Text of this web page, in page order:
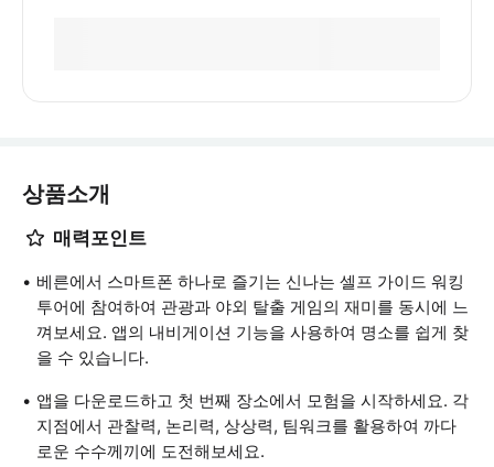
상품소개
매력포인트
베른에서 스마트폰 하나로 즐기는 신나는 셀프 가이드 워킹
투어에 참여하여 관광과 야외 탈출 게임의 재미를 동시에 느
껴보세요. 앱의 내비게이션 기능을 사용하여 명소를 쉽게 찾
을 수 있습니다.
앱을 다운로드하고 첫 번째 장소에서 모험을 시작하세요. 각
지점에서 관찰력, 논리력, 상상력, 팀워크를 활용하여 까다
로운 수수께끼에 도전해보세요.